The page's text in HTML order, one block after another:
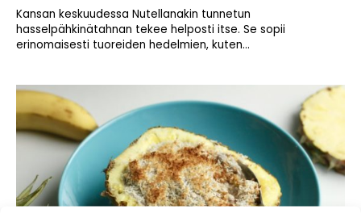
Kansan keskuudessa Nutellanakin tunnetun
hasselpähkinätahnan tekee helposti itse. Se sopii
erinomaisesti tuoreiden hedelmien, kuten...